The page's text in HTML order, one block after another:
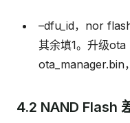
–dfu_id，nor
其余填1。升级
ota_manager.bin
4.2 NAND Flash